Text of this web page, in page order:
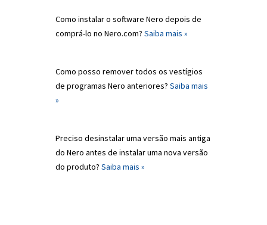
Como instalar o software Nero depois de
comprá-lo no Nero.com? Saiba mais »
Como posso remover todos os vestígios
de programas Nero anteriores? Saiba mais
»
Preciso desinstalar uma versão mais antiga
do Nero antes de instalar uma nova versão
do produto? Saiba mais »